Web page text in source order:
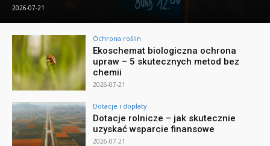
2026-07-21
Ochrona roślin
Ekoschemat biologiczna ochrona
upraw – 5 skutecznych metod bez
chemii
2026-07-21
Dotacje i dopłaty
Dotacje rolnicze – jak skutecznie
uzyskać wsparcie finansowe
2026-07-21